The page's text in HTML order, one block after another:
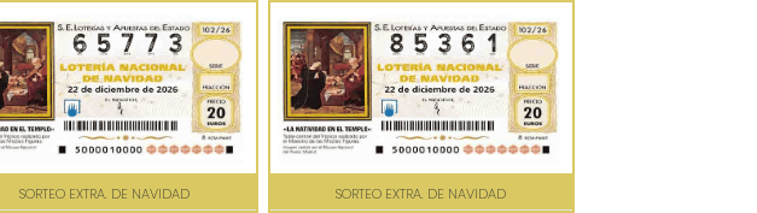
SORTEO EXTRA. DE NAVIDAD
SORTEO EXTRA. DE NAVIDAD